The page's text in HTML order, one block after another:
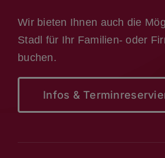
Wir bieten Ihnen auch die
Stadl für Ihr Familien- oder
buchen.
Infos &